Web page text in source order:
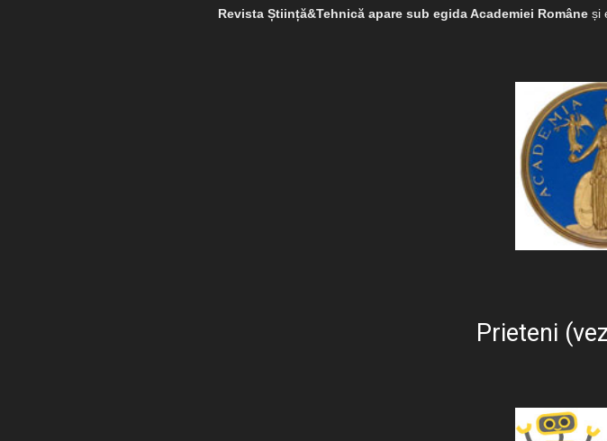
Revista Știință&Tehnică apare sub egida Academiei Române și
Prieteni